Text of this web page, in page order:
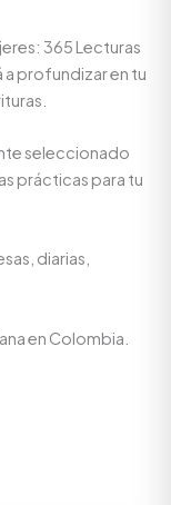
365 Lecturas
a profundizar en tu
seleccionado
prácticas para tu
diarias,
en Colombia.